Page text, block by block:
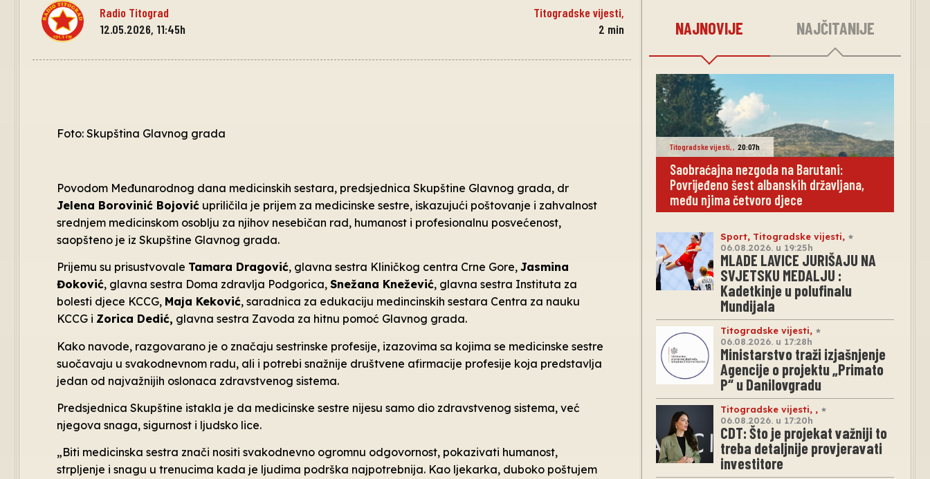
Radio Titograd Titogradske vijesti,
12.05.2026, 11:45h
2 min
Foto: Skupština Glavnog grada
Povodom Međunarodnog dana medicinskih sestara, predsjednica Skupštine Glavnog grada, dr
Jelena Borovinić Bojović upriličila je prijem za medicinske sestre, iskazujući poštovanje i zahvalnost
srednjem medicinskom osoblju za njihov nesebičan rad, humanost i profesionalnu posvećenost,
saopšteno je iz Skupštine Glavnog grada.
Prijemu su prisustvovale Tamara Dragović, glavna sestra Kliničkog centra Crne Gore, Jasmina
Đoković, glavna sestra Doma zdravlja Podgorica, Snežana Knežević, glavna sestra Instituta za
bolesti djece KCCG, Maja Keković, saradnica za edukaciju medincinskih sestara Centra za nauku
KCCG i Zorica Dedić, glavna sestra Zavoda za hitnu pomoć Glavnog grada.
Kako navode, razgovarano je o značaju sestrinske profesije, izazovima sa kojima se medicinske sestre
suočavaju u svakodnevnom radu, ali i potrebi snažnije društvene afirmacije profesije koja predstavlja
jedan od najvažnijih oslonaca zdravstvenog sistema.
Predsjednica Skupštine istakla je da medicinske sestre nijesu samo dio zdravstvenog sistema, već
njegova snaga, sigurnost i ljudsko lice.
„Biti medicinska sestra znači nositi svakodnevno ogromnu odgovornost, pokazivati humanost,
strpljenje i snagu u trenucima kada je ljudima podrška najpotrebnija. Kao ljekarka, duboko poštujem
NAJNOVIJE NAJČITANIJE
Titogradske vijesti,, 20:07h
Saobraćajna nezgoda na Barutani:
Povrijeđeno šest albanskih državljana,
među njima četvoro djece
Sport, Titogradske vijesti,
06.08.2026. u 19:25h
MLADE LAVICE JURIŠAJU NA
SVJETSKU MEDALJU :
Kadetkinje u polufinalu
Mundijala
Titogradske vijesti,
06.08.2026. u 17:28h
Ministarstvo traži izjašnjenje
Agencije o projektu „Primato
P“ u Danilovgradu
Titogradske vijesti, ,
06.08.2026. u 17:20h
CDT: Što je projekat važniji to
treba detaljnije provjeravati
investitore